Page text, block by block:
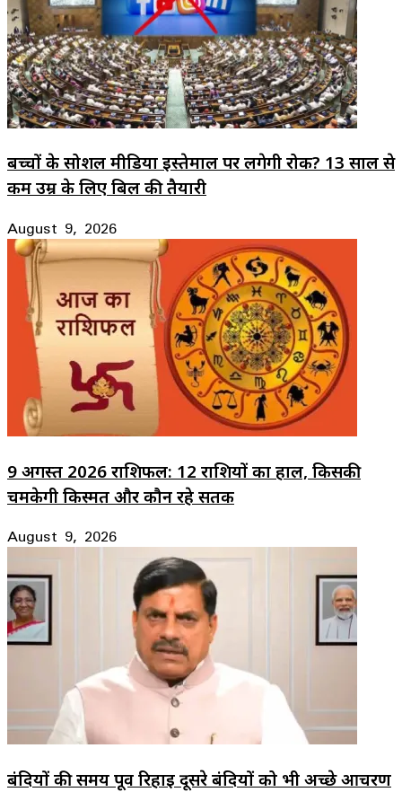
बच्चों के सोशल मीडिया इस्तेमाल पर लगेगी रोक? 13 साल से
कम उम्र के लिए बिल की तैयारी
August 9, 2026
9 अगस्त 2026 राशिफल: 12 राशियों का हाल, किसकी
चमकेगी किस्मत और कौन रहे सतर्क
August 9, 2026
बंदियों की समय पूर्व रिहाई दूसरे बंदियों को भी अच्छे आचरण